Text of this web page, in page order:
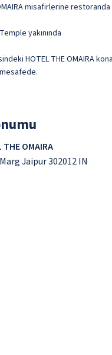
misafirlerine
yakınında
HOTEL THE OMAIRA
THE OMAIRA
Jaipur 302012 IN